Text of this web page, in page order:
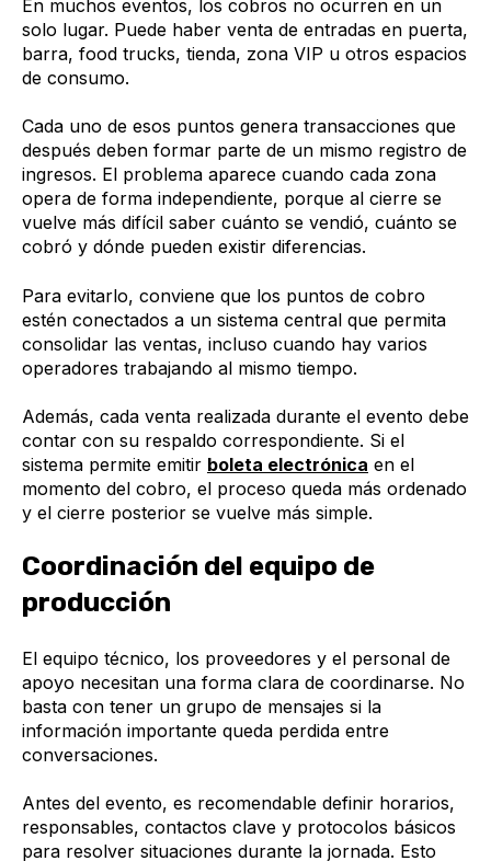
En muchos eventos, los cobros no ocurren en un
solo lugar. Puede haber venta de entradas en puerta,
barra, food trucks, tienda, zona VIP u otros espacios
de consumo.
Cada uno de esos puntos genera transacciones que
después deben formar parte de un mismo registro de
ingresos. El problema aparece cuando cada zona
opera de forma independiente, porque al cierre se
vuelve más difícil saber cuánto se vendió, cuánto se
cobró y dónde pueden existir diferencias.
Para evitarlo, conviene que los puntos de cobro
estén conectados a un sistema central que permita
consolidar las ventas, incluso cuando hay varios
operadores trabajando al mismo tiempo.
Además, cada venta realizada durante el evento debe
contar con su respaldo correspondiente. Si el
sistema permite emitir boleta electrónica en el
momento del cobro, el proceso queda más ordenado
y el cierre posterior se vuelve más simple.
Coordinación del equipo de
producción
El equipo técnico, los proveedores y el personal de
apoyo necesitan una forma clara de coordinarse. No
basta con tener un grupo de mensajes si la
información importante queda perdida entre
conversaciones.
Antes del evento, es recomendable definir horarios,
responsables, contactos clave y protocolos básicos
para resolver situaciones durante la jornada. Esto